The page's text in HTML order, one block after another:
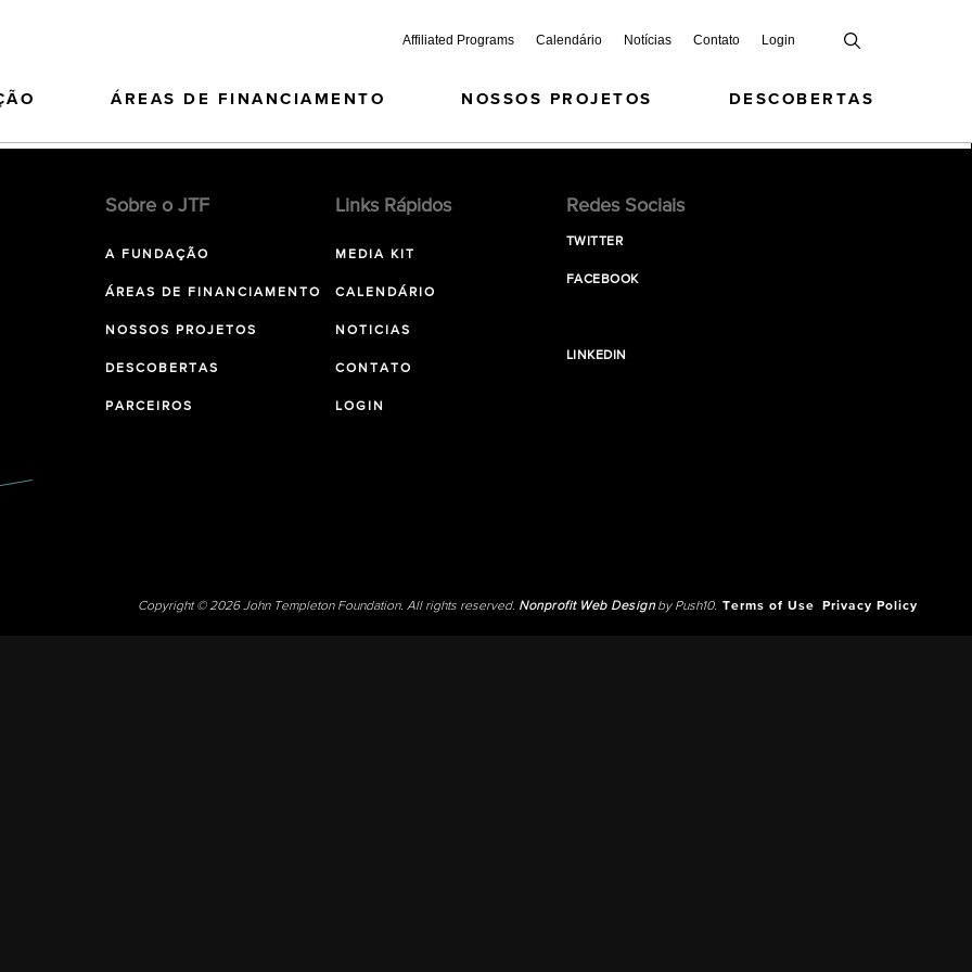
Affiliated Programs Calendário Notícias Contato Login
ÁREAS DE FINANCIAMENTO NOSSOS PROJETOS DESCOBERTAS
Sobre o JTF
A FUNDAÇÃO
ÁREAS DE FINANCIAMENTO
NOSSOS PROJETOS
DESCOBERTAS
PARCEIROS
Links Rápidos
MEDIA KIT
CALENDÁRIO
NOTICIAS
CONTATO
LOGIN
Redes Sociais
TWITTER
FACEBOOK
LINKEDIN
Copyright © 2026 John Templeton Foundation. All rights reserved. Nonprofit Web Designby Push10. Terms of Use Privacy Policy